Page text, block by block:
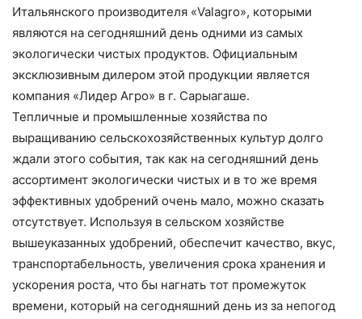
Итальянского производителя «Valagro», которыми
являются на сегодняшний день одними из самых
экологически чистых продуктов. Официальным
эксклюзивным дилером этой продукции является
компания «Лидер Агро» в г. Сарыагаше.
Тепличные и промышленные хозяйства по
выращиванию сельскохозяйственных культур долго
ждали этого события, так как на сегодняшний день
ассортимент экологически чистых и в то же время
эффективных удобрений очень мало, можно сказать
отсутствует. Используя в сельском хозяйстве
вышеуказанных удобрений, обеспечит качество, вкус,
транспортабельность, увеличения срока хранения и
ускорения роста, что бы нагнать тот промежуток
времени, который на сегодняшний день из за непогод